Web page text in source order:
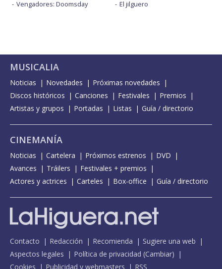
Vengadores: Doomsday
El jilguero
MUSICALIA
Noticias Novedades
Próximas novedades
Discos históricos
Canciones Festivales
Premios
Artistas y grupos
Portadas Listas Guía / directorio
CINEMANÍA
Noticias Cartelera Próximos estrenos
DVD
Avances
Tráilers
Festivales + premios
Actores y actrices
Carteles Box-office Guía / directorio
Contacto Redacción Recomienda
Sugiere una web
Aspectos legales
Política de privacidad (Cambiar)
Cookies
Publicidad y webmasters RSS